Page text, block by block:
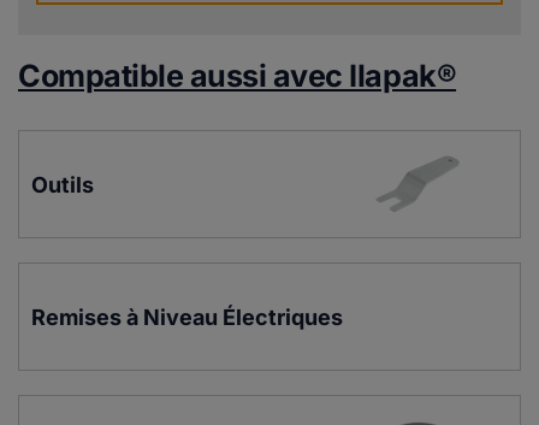
Compatible aussi avec Ilapak®
Outils
Remises à Niveau Électriques